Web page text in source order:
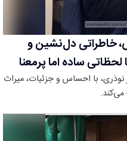
خاطراتی دل‌نشین و
ساده اما پرمعنا
نوذری، با احساس و جزئیات، میراث
می‌کند.